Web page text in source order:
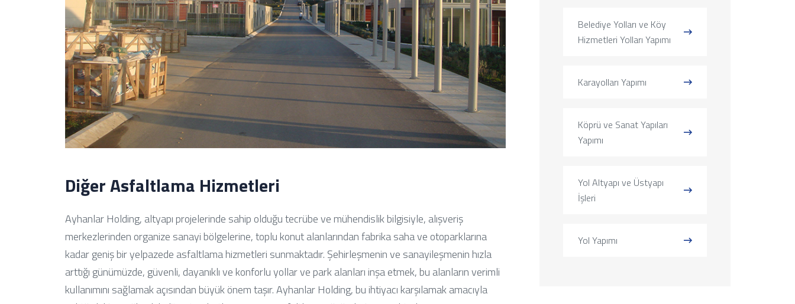
Diğer Asfaltlama Hizmetleri
Ayhanlar Holding, altyapı projelerinde sahip olduğu tecrübe ve mühendislik bilgisiyle, alışveriş
merkezlerinden organize sanayi bölgelerine, toplu konut alanlarından fabrika saha ve otoparklarına
kadar geniş bir yelpazede asfaltlama hizmetleri sunmaktadır. Şehirleşmenin ve sanayileşmenin hızla
arttığı günümüzde, güvenli, dayanıklı ve konforlu yollar ve park alanları inşa etmek, bu alanların verimli
kullanımını sağlamak açısından büyük önem taşır. Ayhanlar Holding, bu ihtiyacı karşılamak amacıyla
Belediye Yolları ve Köy
Hizmetleri Yolları Yapımı
Karayolları Yapımı
Köprü ve Sanat Yapıları
Yapımı
Yol Altyapı ve Üstyapı
İşleri
Yol Yapımı